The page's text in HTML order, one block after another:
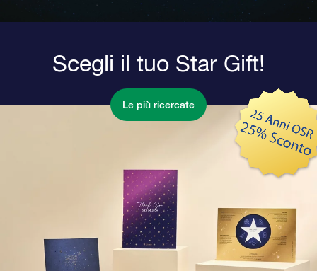
Scegli il tuo Star Gift!
Le più ricercate